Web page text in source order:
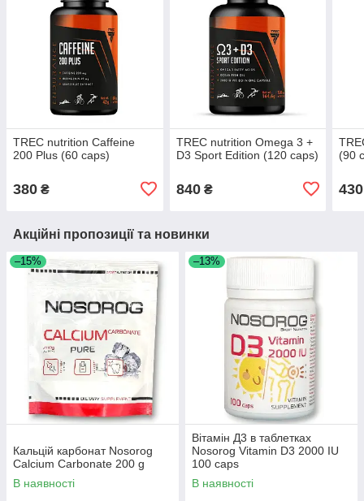
TREC nutrition Caffeine
200 Plus (60 caps)
380 ₴
TREC nutrition Omega 3 +
D3 Sport Edition (120 caps)
840₴
(90
430
Акційні пропозиції та новинки
–15%
Кальцій карбонат Nosorog
Calcium Carbonate 200 g
В наявності
–13%
Вітамін Д3 в таблетках
Nosorog Vitamin D3 2000 IU
100 caps
В наявності